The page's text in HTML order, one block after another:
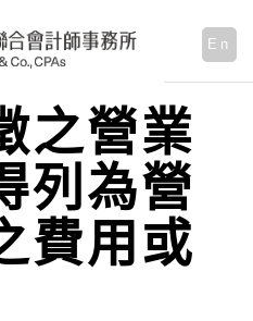
En
之營業
列為營
費用或